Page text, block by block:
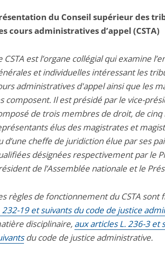
du Conseil supérieur des
cours administratives d’appel (CSTA)
CSTA est l’organe collégial qui examine
et individuelles intéressant les
administratives d'appel ainsi que les
composent. Il est présidé par le vice-
de trois membres de droit, de
élus des magistrates et
d’une cheffe de juridiction élue par ses
désignées respectivement par le
de l’Assemblée nationale et le
règles de fonctionnement du CSTA sont
232-19 et suivants du code de justice
disciplinaire, aux articles L. 236-3 et
du code de justice administrative.